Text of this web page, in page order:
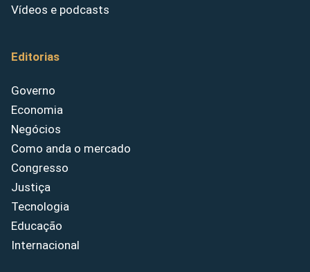
Vídeos e podcasts
Editorias
Governo
Economia
Negócios
Como anda o mercado
Congresso
Justiça
Tecnologia
Educação
Internacional